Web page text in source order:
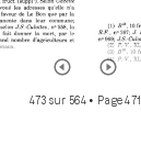
473 sur 564 • Page 471